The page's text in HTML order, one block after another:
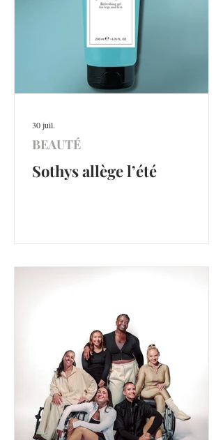
Sothys allège l’été
BEAUTÉ
30 juil.